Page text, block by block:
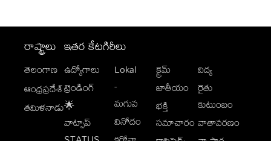
రాష్ట్రాలు
తెలంగాణ
ఆంధ్రప్రదేశ్
తమిళనాడు
ఇతర కేటగిరీలు
ఉద్యోగాలు
ట్రెండింగ్
🌟
వాట్సాప్
Lokal
-
మగువ
వినోదం
క్రైమ్
జాతీయం
భక్తి
సమాచారం
విద్య
రైతు
కుటుంబం
వాతావరణం